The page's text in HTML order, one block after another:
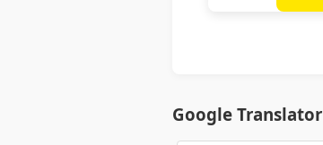
Google Translator